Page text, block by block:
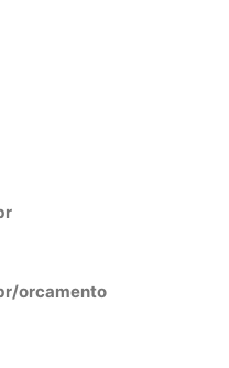
orcamento